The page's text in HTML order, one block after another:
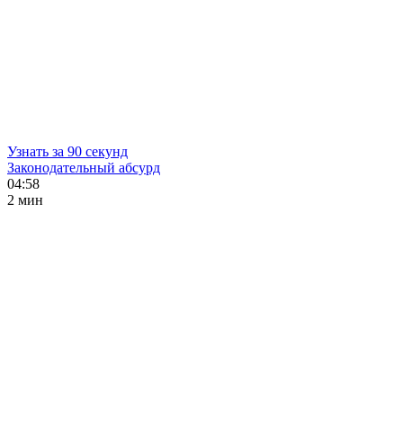
Узнать за 90 секунд
Законодательный абсурд
04:58
2 мин